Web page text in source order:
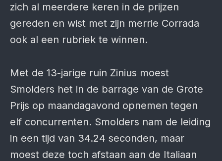
zich al meerdere keren in de prijzen
gereden en wist met zijn merrie Corrada
ook al een rubriek te winnen.
Met de 13-jarige ruin Zinius moest
Smolders het in de barrage van de Grote
Prijs op maandagavond opnemen tegen
elf concurrenten. Smolders nam de leiding
in een tijd van 34.24 seconden, maar
moest deze toch afstaan aan de Italiaan